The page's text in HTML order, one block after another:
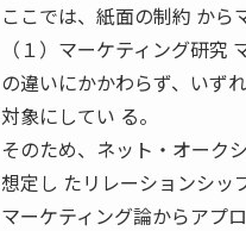
ここでは、紙面の制約 から
（１）マーケティング研
の違いにかかわらず、いず
対象にしてい る。
そのため、ネット・オーク
想定し たリレーションシッ
マーケティング論からアプ